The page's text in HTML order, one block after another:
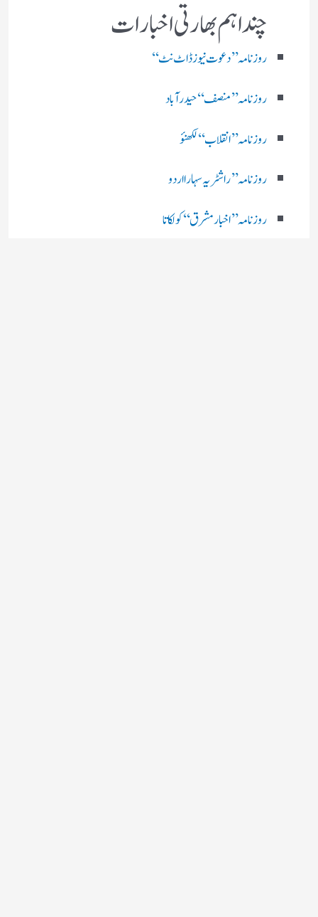
چند اہم بھارتی اخبارات
روز نامہ ’’ دعوت نیوز ڈاٹ نٹ‘‘
روزنامہ ’’ منصف‘‘ حیدر آباد
روزنامہ ’’ انقلاب‘‘ لکھنؤ
روز نامہ ’’راشٹریہ سہارا اردو
روزنامہ ’’اخبارمشرق‘‘ کولکاتا